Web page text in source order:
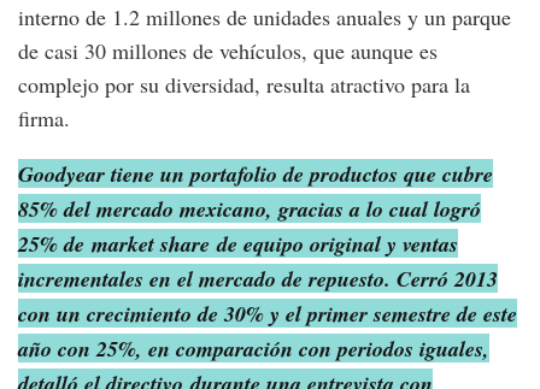
interno de 1.2 millones de unidades anuales y un parque
de casi 30 millones de vehículos, que aunque es
complejo por su diversidad, resulta atractivo para la
firma.
Goodyear tiene un portafolio de productos que cubre
85% del mercado mexicano, gracias a lo cual logró
25% de market share de equipo original y ventas
incrementales en el mercado de repuesto. Cerró 2013
con un crecimiento de 30% y el primer semestre de este
año con 25%, en comparación con periodos iguales,